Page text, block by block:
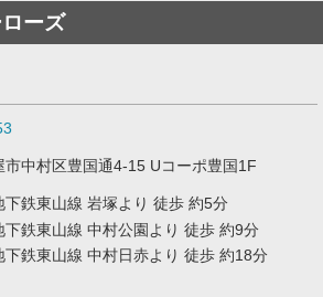
ーズ
市中村区豊国通4-15 Uコーポ豊国1F
下鉄東山線 岩塚より 徒歩 約5分
下鉄東山線 中村公園より 徒歩 約9分
下鉄東山線 中村日赤より 徒歩 約18分